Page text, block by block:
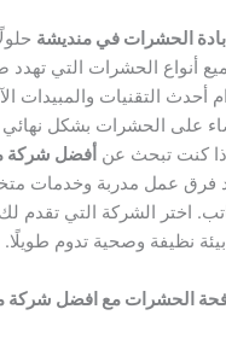
الحشرات في منديشة
أنواع الحشرات التي تهدد
أحدث التقنيات والمبيدات
على الحشرات بشكل
كنت تبحث عن أفضل شركة
فرق عمل مدربة وخدمات
اختر الشركة التي تقدم
نظيفة وصحية تدوم طويلًا.
الحشرات مع افضل